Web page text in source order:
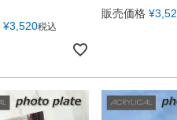
¥3,520税込
販売価格 ¥